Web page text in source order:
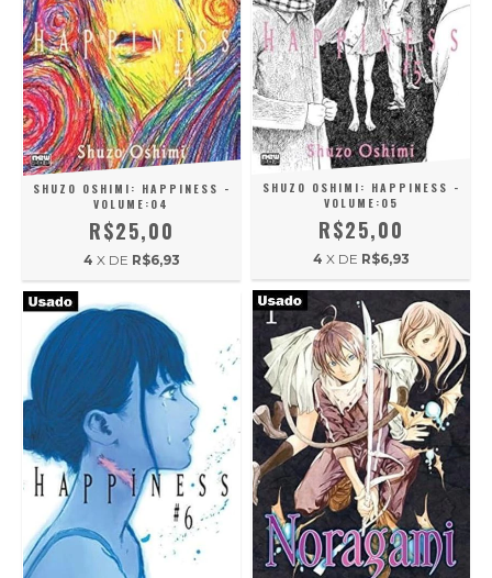
SHUZO OSHIMI: HAPPINESS -
VOLUME:04
R$25,00
4 X DE R$6,93
SHUZO OSHIMI: HAPPINESS -
VOLUME:05
R$25,00
4 X DE R$6,93